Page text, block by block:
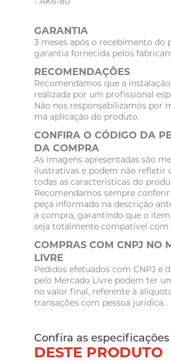
GARANTIA
3 meses após o recebimento do
garantia fornecida pelos
RECOMENDAÇÕES
Recomendamos que a
realizada por um profissional
Não nos responsabilizamos por
má aplicação do produto.
CONFIRA O CÓDIGO DA
DA COMPRA
As imagens apresentadas são
ilustrativas e podem não refletir
todas as características do
Recomendamos sempre
peça informado na descrição
a compra, garantindo que o
seja totalmente compatível com
COMPRAS COM CNPJ NO
LIVRE
Pedidos efetuados com CNPJ e
pelo Mercado Livre podem ter
no valor final, referente à
transações com pessoa jurídica.
Confira as especificações
DESTE PRODUTO